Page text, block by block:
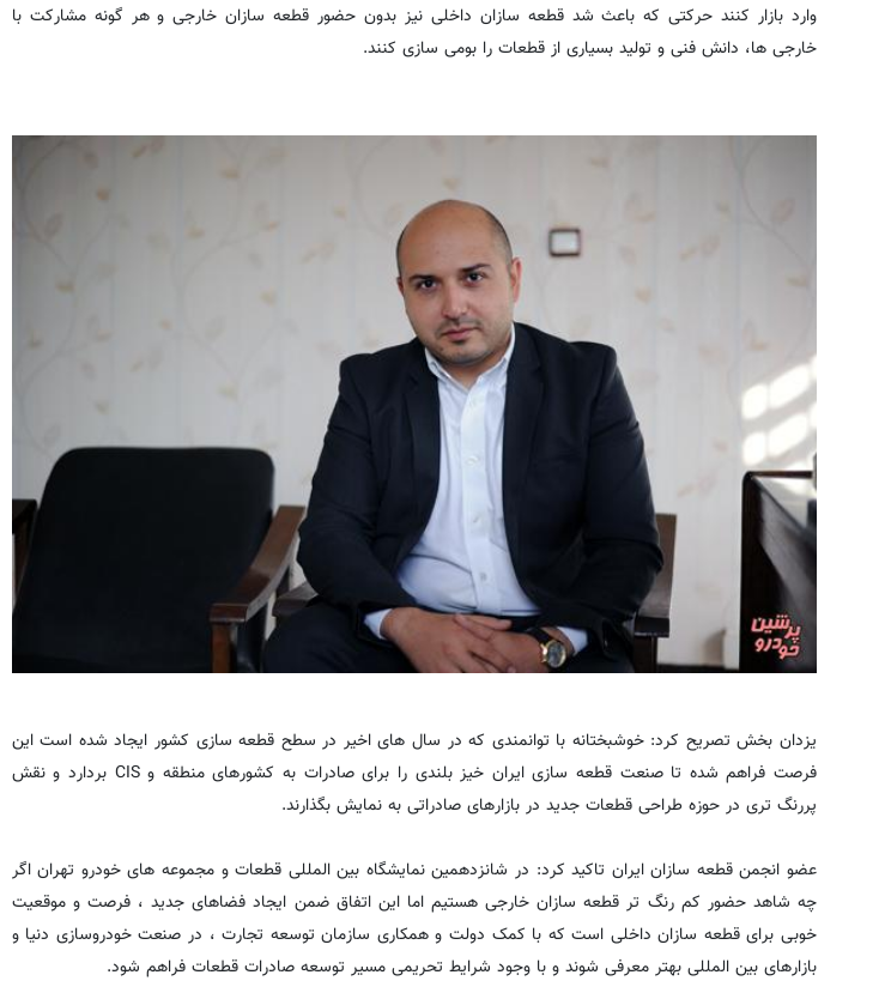
وارد بازار کنند حرکتی که باعث شد قطعه سازان داخلی نیز بدون حضور قطعه سازان خارجی و هر گونه مشارکت با
خارجی ها، دانش فنی و تولید بسیاری از قطعات را بومی سازی کنند.
یزدان بخش تصریح کرد: خوشبختانه با توانمندی که در سال های اخیر در سطح قطعه سازی کشور ایجاد شده است این
فرصت فراهم شده تا صنعت قطعه سازی ایران خیز بلندی را برای صادرات به کشورهای منطقه و CIS بردارد و نقش
پررنگ تری در حوزه طراحی قطعات جدید در بازارهای صادراتی به نمایش بگذارند.
عضو انجمن قطعه سازان ایران تاکید کرد: در شانزدهمین نمایشگاه بین المللی قطعات و مجموعه های خودرو تهران اگر
چه شاهد حضور کم رنگ تر قطعه سازان خارجی هستیم اما این اتفاق ضمن ایجاد فضاهای جدید ، فرصت و موقعیت
خوبی برای قطعه سازان داخلی است که با کمک دولت و همکاری سازمان توسعه تجارت ، در صنعت خودروسازی دنیا و
بازارهای بین المللی بهتر معرفی شوند و با وجود شرایط تحریمی مسیر توسعه صادرات قطعات فراهم شود.